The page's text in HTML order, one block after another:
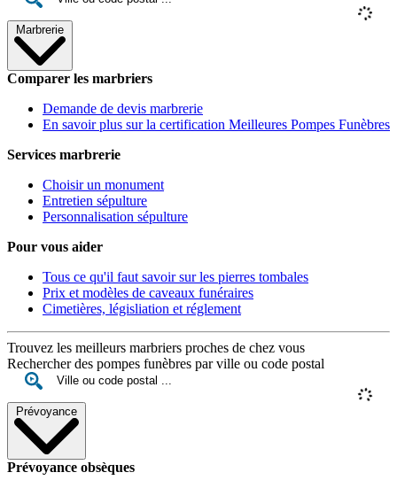
Marbrerie
Comparer les marbriers
Demande de devis marbrerie
En savoir plus sur la certification Meilleures Pompes Funèbres
Services marbrerie
Choisir un monument
Entretien sépulture
Personnalisation sépulture
Pour vous aider
Tous ce qu'il faut savoir sur les pierres tombales
Prix et modèles de caveaux funéraires
Cimetières, législiation et réglement
Trouvez les meilleurs marbriers proches de chez vous
Rechercher des pompes funèbres par ville ou code postal
Prévoyance
Prévoyance obsèques